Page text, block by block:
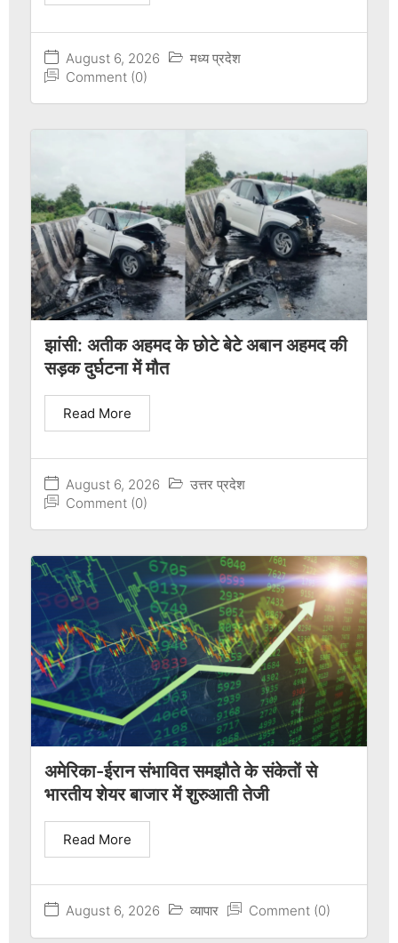
August 6, 2026
मध्य प्रदेश
Comment (0)
झांसी: अतीक अहमद के छोटे बेटे अबान अहमद की
सड़क दुर्घटना में मौत
August 6, 2026
उत्तर प्रदेश
Comment (0)
Read More
अमेरिका-ईरान संभावित समझौते के संकेतों से
भारतीय शेयर बाजार में शुरुआती तेजी
August 6, 2026 व्यापार Comment (0)
Read More